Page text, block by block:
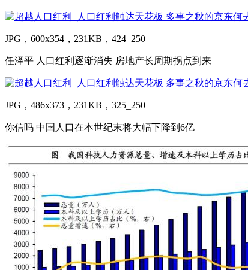
JPG，600x354，231KB，424_250
任泽平 人口红利逐渐消失 房地产长周期拐点到来
JPG，486x373，231KB，325_250
你信吗 中国人口在本世纪末将大幅下降到6亿